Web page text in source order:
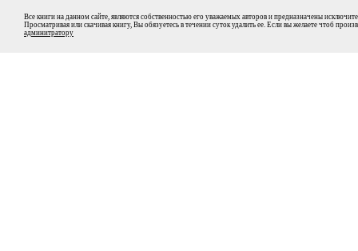
Все книги на данном сайте, являются собственностью его уважаемых авторов и предназначены
Просматривая или скачивая книгу, Вы обязуетесь в течении суток удалить ее. Если вы желаете чтоб
админитратору